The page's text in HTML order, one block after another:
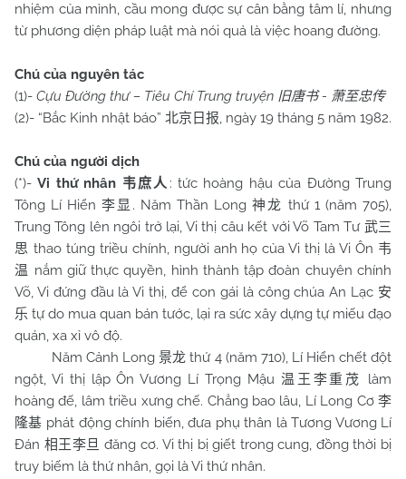
nhiệm của mình, cầu mong được sự cân bằng tâm lí, nhưng
từ phương diện pháp luật mà nói quả là việc hoang đường.
Chú của nguyên tác
(1)- Cựu Đường thư – Tiêu Chí Trung truyện 旧唐书- 萧至忠传
(2)- “Bắc Kinh nhật báo” 北京日报, ngày 19 tháng 5 năm 1982.
Chú của người dịch
(*)-Vi thứ nhân 韦庶人 : tức hoàng hậu của Đường Trung
Tông Lí Hiển 李显 . Năm Thần Long 神龙 thứ 1 (năm 705),
Trung Tông lên ngôi trở lại, Vi thị câu kết với Võ Tam Tư 武三
思 thao túng triều chính, người anh họ của Vi thị là Vi Ôn 韦
温 nắm giữ thực quyền, hình thành tập đoàn chuyên chính
Võ, Vi đứng đầu là Vi thị, để con gái là công chúa An Lạc 安
乐 tự do mua quan bán tước, lại ra sức xây dựng tự miếu đạo
quán, xa xỉ vô độ.
Năm Cảnh Long景龙 thứ 4 (năm 710), Lí Hiển chết đột
ngột, Vi thị lập Ôn Vương Lí Trọng Mậu 温王李重茂
làm
hoàng đế, lâm triều xưng chế. Chẳng bao lâu, Lí Long Cơ 李
隆基 phát động chính biến, đưa phụ thân là Tương Vương Lí
Đán 相王李旦 đăng cơ. Vi thị bị giết trong cung, đồng thời bị
truy biếm là thứ nhân, gọi là Vi thứ nhân.